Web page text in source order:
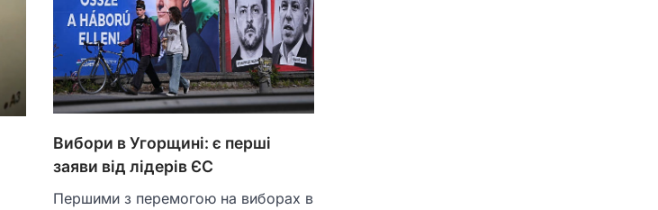
Вибори в Угорщині: є перші
заяви від лідерів ЄС
Першими з перемогою на виборах в